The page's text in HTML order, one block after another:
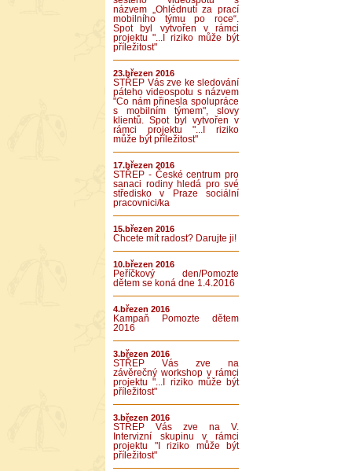
názvem „Ohlédnutí za prací
mobilního týmu po roce“.
Spot byl vytvořen v rámci
projektu "...I riziko může být
příležitost"
23.březen 2016
STŘEP Vás zve ke sledování
páteho videospotu s názvem
"Co nám přinesla spolupráce
s mobilním týmem", slovy
klientů. Spot byl vytvořen v
rámci projektu "...I riziko
může být příležitost"
17.březen 2016
STŘEP - České centrum pro
sanaci rodiny hledá pro své
středisko v Praze sociální
pracovnici/ka
15.březen 2016
Chcete mít radost? Darujte ji!
10.březen 2016
Peříčkový den/Pomozte
dětem se koná dne 1.4.2016
4.březen 2016
Kampaň Pomozte dětem
2016
3.březen 2016
STŘEP Vás zve na
závěrečný workshop v rámci
projektu "...I riziko může být
příležitost"
3.březen 2016
STŘEP Vás zve na V.
Intervizní skupinu v rámci
projektu "I riziko může být
příležitost"